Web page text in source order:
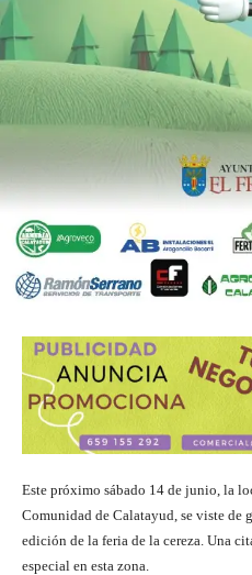
Este próximo sábado 14 de junio, la
Comunidad de Calatayud, se viste de
edición de la feria de la cereza. Una
especial en esta zona.